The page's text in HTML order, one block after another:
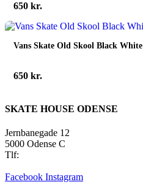
650 kr.
Vans Skate Old Skool Black White
650 kr.
SKATE HOUSE ODENSE
Jernbanegade 12
5000 Odense C
Tlf:
Facebook Instagram